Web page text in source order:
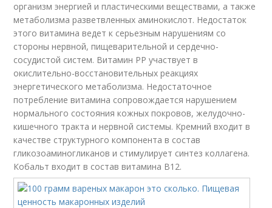
организм энергией и пластическими веществами, а также
метаболизма разветвленных аминокислот. Недостаток
этого витамина ведет к серьезным нарушениям со
стороны нервной, пищеварительной и сердечно-
сосудистой систем. Витамин РР участвует в
окислительно-восстановительных реакциях
энергетического метаболизма. Недостаточное
потребление витамина сопровождается нарушением
нормального состояния кожных покровов, желудочно-
кишечного тракта и нервной системы. Кремний входит в
качестве структурного компонента в состав
гликозоаминогликанов и стимулирует синтез коллагена.
Кобальт входит в состав витамина В12.